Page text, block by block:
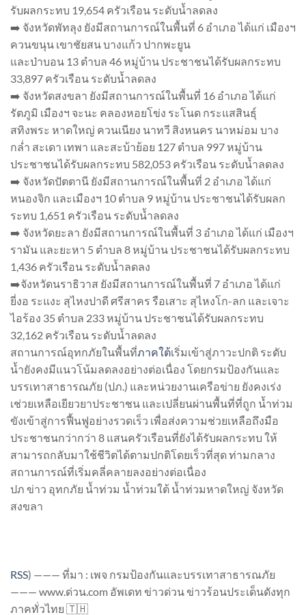
รับผลกระทบ 19,654 ครัวเรือน ระดับน้ำลดลง
➡️ จังหวัดพัทลุง ยังมีสถานการณ์ในพื้นที่ 6 อำเภอ ได้แก่ เมืองฯ
ควนขนุน เขาชัยสน บางแก้ว ปากพะยูน
และป่าบอน 13 ตำบล 46 หมู่บ้าน ประชาชนได้รับผลกระทบ
33,897 ครัวเรือน ระดับน้ำลดลง
➡️ จังหวัดสงขลา ยังมีสถานการณ์ในพื้นที่ 16 อำเภอ ได้แก่
รัตภูมิ เมืองฯ จะนะ คลองหอยโข่ง ระโนด กระแสสินธุ์
สทิงพระ หาดใหญ่ ควนเนียง นาทวี สิงหนคร นาหม่อม บาง
กล่ำ สะเดา เทพา และสะบ้าย้อย 127 ตำบล 997 หมู่บ้าน
ประชาชนได้รับผลกระทบ 582,053 ครัวเรือน ระดับน้ำลดลง
➡️ จังหวัดปัตตานี ยังมีสถานการณ์ในพื้นที่ 2 อำเภอ ได้แก่
หนองจิก และเมืองฯ 10 ตำบล 9 หมู่บ้าน ประชาชนได้รับผลก
ระทบ 1,651 ครัวเรือน ระดับน้ำลดลง
➡️ จังหวัดยะลา ยังมีสถานการณ์ในพื้นที่ 3 อำเภอ ได้แก่ เมืองฯ
รามัน และยะหา 5 ตำบล 8 หมู่บ้าน ประชาชนได้รับผลกระทบ
1,436 ครัวเรือน ระดับน้ำลดลง
➡️จังหวัดนราธิวาส ยังมีสถานการณ์ในพื้นที่ 7 อำเภอ ได้แก่
ยี่งอ ระแงะ สุไหงปาดี ศรีสาคร รือเสาะ สุไหงโก-ลก และเจาะ
ไอร้อง 35 ตำบล 233 หมู่บ้าน ประชาชนได้รับผลกระทบ
32,162 ครัวเรือน ระดับน้ำลดลง
สถานการณ์อุทกภัยในพื้นที่ภาคใต้เริ่มเข้าสู่ภาวะปกติ ระดับ
น้ำยังคงมีแนวโน้มลดลงอย่างต่อเนื่อง โดยกรมป้องกันและ
บรรเทาสาธารณภัย (ปภ.) และหน่วยงานเครือข่าย ยังคงเร่ง
เช่วยเหลือเยียวยาประชาชน และเปลี่ยนผ่านพื้นที่ที่ถูก น้ำท่วม
ขังเข้าสู่การฟื้นฟูอย่างรวดเร็ว เพื่อส่งความช่วยเหลือถึงมือ
ประชาชนกว่ากว่า 8 แสนครัวเรือนที่ยังได้รับผลกระทบ ให้
สามารถกลับมาใช้ชีวิตได้ตามปกติโดยเร็วที่สุด ท่ามกลาง
สถานการณ์ที่เริ่มคลี่คลายลงอย่างต่อเนื่อง
ปภ ข่าว อุทกภัย น้ำท่วม น้ำท่วมใต้ น้ำท่วมหาดใหญ่ จังหวัด
สงขลา
RSS) ——— ที่มา : เพจ กรมป้องกันและบรรเทาสาธารณภัย
——— www.ด่วน.com อัพเดท ข่าวด่วน ข่าวร้อนประเด็นดังทุก
ภาคทั่วไทย 🇹🇭